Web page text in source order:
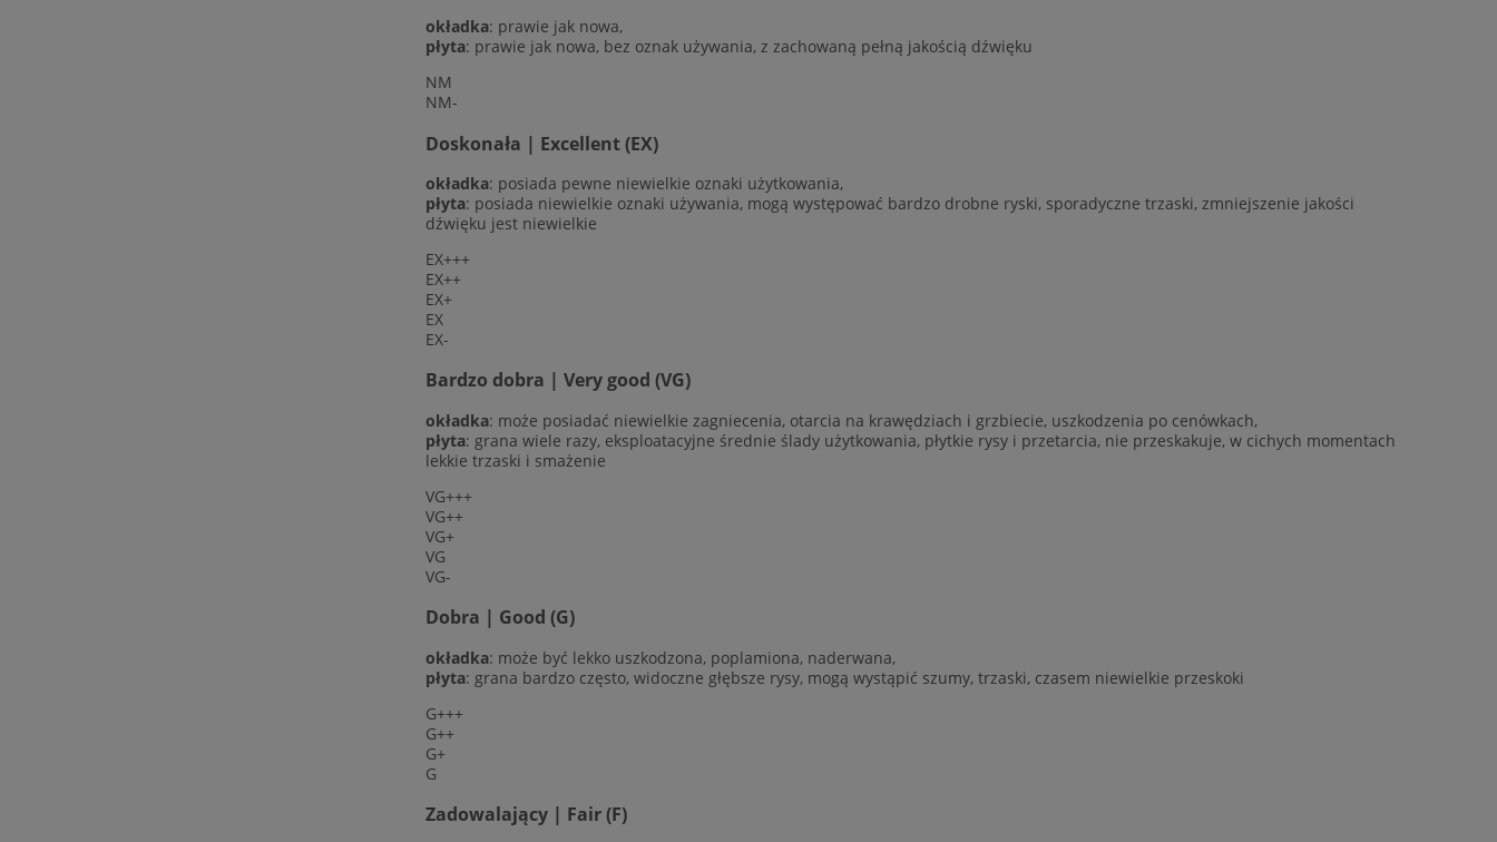
okładka: prawie jak nowa,
płyta: prawie jak nowa, bez oznak używania, z zachowaną pełną jakością dźwięku
NM
NM-
Doskonała | Excellent (EX)
okładka: posiada pewne niewielkie oznaki użytkowania,
płyta: posiada niewielkie oznaki używania, mogą występować bardzo drobne ryski, sporadyczne trzaski, zmniejszenie jakości
dźwięku jest niewielkie
EX+++
EX++
EX+
EX
EX-
Bardzo dobra | Very good (VG)
okładka: może posiadać niewielkie zagniecenia, otarcia na krawędziach i grzbiecie, uszkodzenia po cenówkach,
płyta: grana wiele razy, eksploatacyjne średnie ślady użytkowania, płytkie rysy i przetarcia, nie przeskakuje, w cichych momentach
lekkie trzaski i smażenie
VG+++
VG++
VG+
VG
VG-
Dobra | Good (G)
okładka: może być lekko uszkodzona, poplamiona, naderwana,
płyta: grana bardzo często, widoczne głębsze rysy, mogą wystąpić szumy, trzaski, czasem niewielkie przeskoki
G+++
G++
G+
G
Zadowalający | Fair (F)